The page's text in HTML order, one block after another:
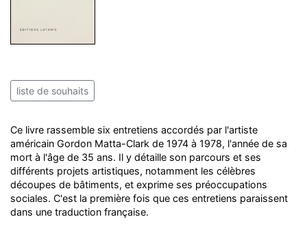
liste de souhaits
Ce livre rassemble six entretiens accordés par l'artiste
américain Gordon Matta-Clark de 1974 à 1978, l'année de sa
mort à l'âge de 35 ans. Il y détaille son parcours et ses
différents projets artistiques, notamment les célèbres
découpes de bâtiments, et exprime ses préoccupations
sociales. C'est la première fois que ces entretiens paraissent
dans une traduction française.